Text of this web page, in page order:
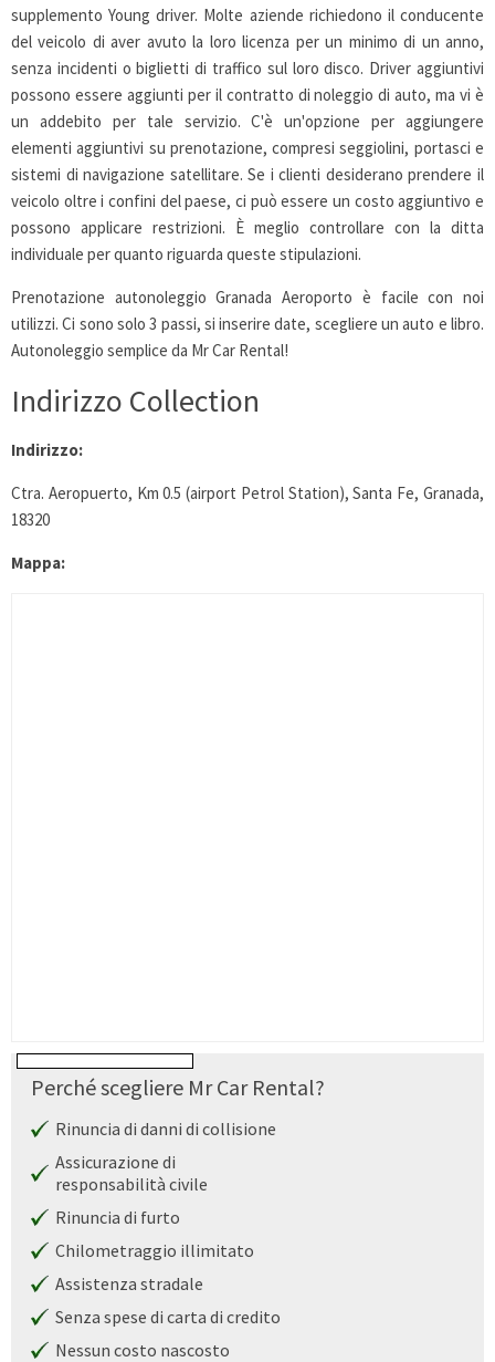
supplemento Young driver. Molte aziende richiedono il conducente
del veicolo di aver avuto la loro licenza per un minimo di un anno,
senza incidenti o biglietti di traffico sul loro disco. Driver aggiuntivi
possono essere aggiunti per il contratto di noleggio di auto, ma vi è
un addebito per tale servizio. C'è un'opzione per aggiungere
elementi aggiuntivi su prenotazione, compresi seggiolini, portasci e
sistemi di navigazione satellitare. Se i clienti desiderano prendere il
veicolo oltre i confini del paese, ci può essere un costo aggiuntivo e
possono applicare restrizioni. È meglio controllare con la ditta
individuale per quanto riguarda queste stipulazioni.
Prenotazione autonoleggio Granada Aeroporto è facile con noi
utilizzi. Ci sono solo 3 passi, si inserire date, scegliere un auto e libro.
Autonoleggio semplice da Mr Car Rental!
Indirizzo Collection
Indirizzo:
Ctra. Aeropuerto, Km 0.5 (airport Petrol Station), Santa Fe, Granada,
18320
Mappa:
Perché scegliere Mr Car Rental?
Rinuncia di danni di collisione
Assicurazione di
responsabilità civile
Rinuncia di furto
Chilometraggio illimitato
Assistenza stradale
Senza spese di carta di credito
Nessun costo nascosto